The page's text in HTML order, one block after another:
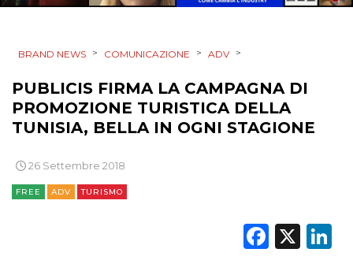
STRATEGIE
CINEMA
DIGITALE
BRAND NEWS > COMUNICAZIONE > ADV >
PUBLICIS FIRMA LA CAMPAGNA DI
PROMOZIONE TURISTICA DELLA
TUNISIA, BELLA IN OGNI STAGIONE
26 Settembre 2018
FREE ADV TURISMO
X